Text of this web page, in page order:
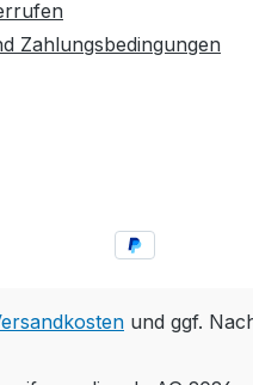
Zahlungsbedingungen
und ggf.